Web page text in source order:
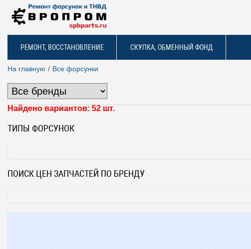
РЕМОНТ, ВОССТАНОВЛЕНИЕ СКУПКА, ОБМЕННЫЙ ФОНД
На главную Все форсунки
Найдено вариантов: 52 шт.
ТИПЫ ФОРСУНОК
ПОИСК ЦЕН ЗАПЧАСТЕЙ ПО БРЕНДУ